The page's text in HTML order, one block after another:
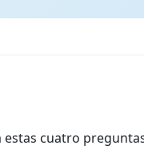
estas cuatro